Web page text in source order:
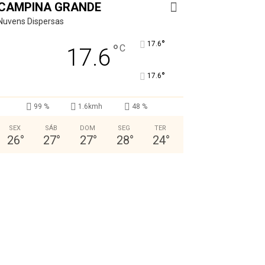
GRANDE
Dispersas
17.6°C 17.6°
17.6°
99 % 1.6kmh 48 %
SEX
26°
SÁB
27°
DOM
27°
SEG
28°
TER
24°